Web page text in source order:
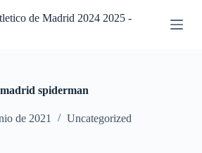
de Madrid 2024 2025 -
spiderman
de 2021 Uncategorized